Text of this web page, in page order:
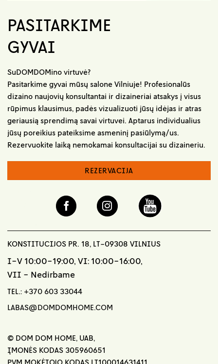
PASITARKIME
GYVAI
SuDOMDOMino virtuvė?
Pasitarkime gyvai mūsų salone Vilniuje! Profesionalūs
dizaino naujovių konsultantai ir dizaineriai atsakys į visus
rūpimus klausimus, padės vizualizuoti jūsų idėjas ir atras
geriausią sprendimą savai virtuvei. Aptarus individualius
jūsų poreikius pateiksime asmeninį pasiūlymą/us.
Rezervuokite laiką nemokamai konsultacijai su dizaineriu.
REZERVACIJA
KONSTITUCIJOS PR. 18, LT-09308 VILNIUS
I-V 10:00-19:00, VI: 10:00-16:00,
VII - Nedirbame
TEL.: +370 603 33044
LABAS@DOMDOMHOME.COM
© DOM DOM HOME, UAB,
ĮMONĖS KODAS 305960651
PVM MOKĖTOJO KODAS LT100014631411